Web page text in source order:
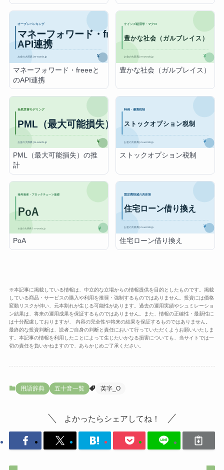
マネーフォワード・freeeと
のAPI連携
豊かな社会（ガルブレイス）
PML（最大可能損失）の推
計
ストックオプション税制
PoA 住宅ローン借り換え
※本記事に掲載している情報は、中立的な立場からの情報提供を目的としたものです。掲載
している商品・サービスの購入や利用を推奨・強制するものではありません。投資には価格
変動リスクが伴い、元本割れが生じる可能性があります。過去の運用実績やシュミレーショ
ン結果は、将来の運用成果を保証するものではありません。また、情報の正確性・最新性に
は十分配慮しておりますが、 内容の完全性や将来の結果を保証するものではありません。
最終的な投資判断は、読者ご自身の判断と責任において行っていただくようお願いいたしま
す。本記事の情報を利用したことによって生じたいかなる損害についても、当サイトでは一
切の責任を負いかねますので、あらかじめご了承ください。
用語辞典 五十音一覧 英字_O
よかったらシェアしてね！